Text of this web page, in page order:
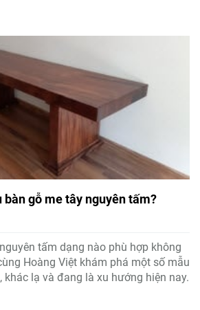
bàn gỗ me tây nguyên tấm?
tấm dạng nào phù hợp không
Hoàng Việt khám phá một số mẫu
khác lạ và đang là xu hướng hiện nay.